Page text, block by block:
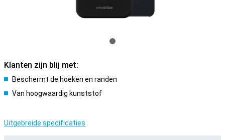
Klanten zijn blij met:
Beschermt de hoeken en randen
Van hoogwaardig kunststof
Uitgebreide specificaties